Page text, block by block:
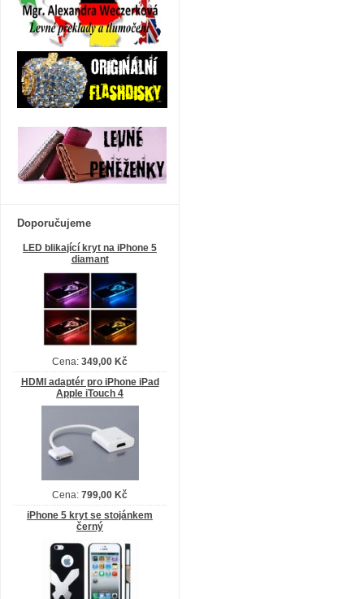
Doporučujeme
LED blikající kryt na iPhone 5
diamant
Cena: 349,00 Kč
HDMI adaptér pro iPhone iPad
Apple iTouch 4
Cena: 799,00 Kč
iPhone 5 kryt se stojánkem
černý